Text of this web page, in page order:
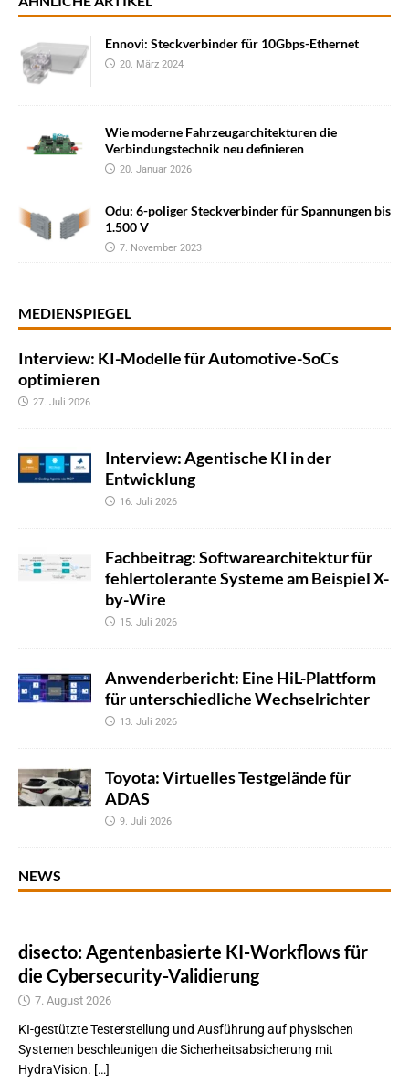
Ennovi: Steckverbinder für 10Gbps-Ethernet
20. März 2024
Wie moderne Fahrzeugarchitekturen die
Verbindungstechnik neu definieren
20. Januar 2026
Odu: 6-poliger Steckverbinder für Spannungen bis
1.500 V
7. November 2023
MEDIENSPIEGEL
Interview: KI-Modelle für Automotive-SoCs
optimieren
27. Juli 2026
Interview: Agentische KI in der
Entwicklung
16. Juli 2026
Fachbeitrag: Softwarearchitektur für
fehlertolerante Systeme am Beispiel X-
by-Wire
15. Juli 2026
Anwenderbericht: Eine HiL-Plattform
für unterschiedliche Wechselrichter
13. Juli 2026
Toyota: Virtuelles Testgelände für
ADAS
9. Juli 2026
NEWS
disecto: Agentenbasierte KI-Workflows für
die Cybersecurity-Validierung
7. August 2026
KI-gestützte Testerstellung und Ausführung auf physischen
Systemen beschleunigen die Sicherheitsabsicherung mit
HydraVision. […]